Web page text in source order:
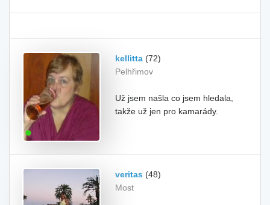
kellitta (72)
Pelhřimov
Už jsem našla co jsem hledala,
takže už jen pro kamarády.
veritas (48)
Most